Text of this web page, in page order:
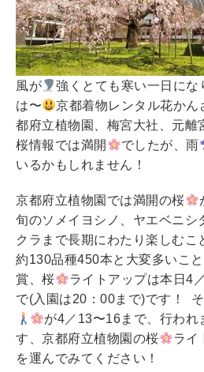
風が
強くとても寒い一日にな
は〜
京都着物レンタル花か
都府立植物園、梅宮大社、元離
桜情報では満開
でしたが、雨
いるかもしれません！
京都府立植物園では満開の桜
旬のソメイヨシノ、ヤエベニシ
クラまで長期にわたり楽しむこ
約130品種450本と大変多いこ
賞、桜
ライトアップは本日4
で(入園は20：00まで)です！
が4／13〜16まで、行われ
す、京都府立植物園の桜
ライ
を運んでみてください！